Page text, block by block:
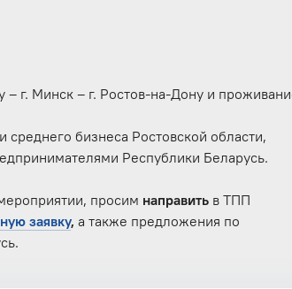
– г. Минск – г. Ростов-на-Дону и
бизнеса Ростовской области,
Республики Беларусь.
просим направить в ТПП
заявку, а также предложения по